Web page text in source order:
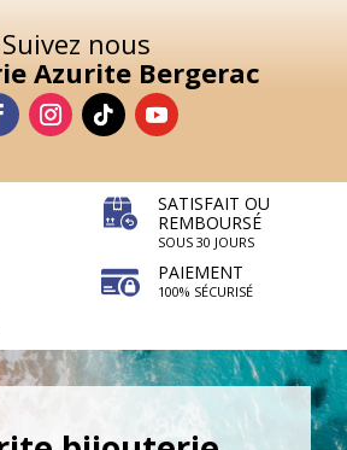
Suivez nous
Azurite Bergerac
SATISFAIT OU
REMBOURSÉ
SOUS 30 JOURS
PAIEMENT
100% SÉCURISÉ